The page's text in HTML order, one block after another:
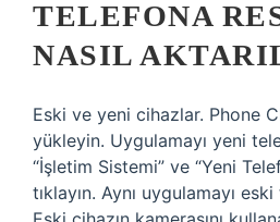
TELEFONA
NASIL
Eski ve yeni cihazlar. Phone
yükleyin. Uygulamayı yeni
“İşletim Sistemi” ve “Yeni
tıklayın. Aynı uygulamayı